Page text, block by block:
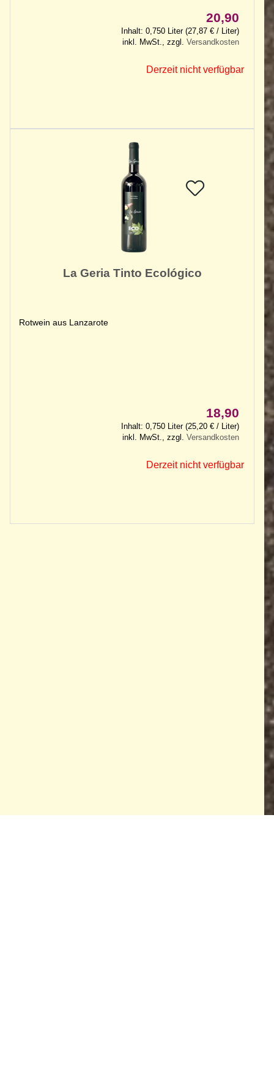
20,90
Inhalt: 0,750 Liter (27,87 € / Liter)
inkl. MwSt., zzgl.Versandkosten
Derzeit nicht verfügbar
La Geria Tinto Ecológico
Rotwein aus Lanzarote
18,90
Inhalt: 0,750 Liter (25,20 € / Liter)
inkl. MwSt., zzgl.Versandkosten
Derzeit nicht verfügbar